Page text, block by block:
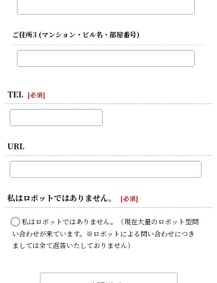
ご住所3 (マンション・ビル名・部屋番号)
TEL [必須]
URL
私はロボットではありません。 [必須]
私はロボットではありません。（現在大量のロボット型問
い合わせが来ています。※ロボットによる問い合わせにつき
ましては全て返答いたしておりません）